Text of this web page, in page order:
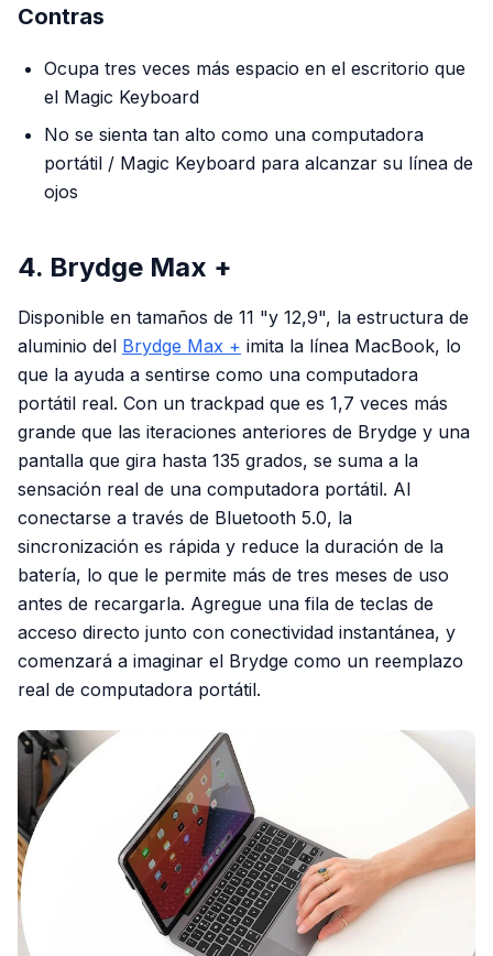
Contras
Ocupa tres veces más espacio en el escritorio que
el Magic Keyboard
No se sienta tan alto como una computadora
portátil / Magic Keyboard para alcanzar su línea de
ojos
4. Brydge Max +
Disponible en tamaños de 11 "y 12,9", la estructura de
aluminio del Brydge Max + imita la línea MacBook, lo
que la ayuda a sentirse como una computadora
portátil real. Con un trackpad que es 1,7 veces más
grande que las iteraciones anteriores de Brydge y una
pantalla que gira hasta 135 grados, se suma a la
sensación real de una computadora portátil. Al
conectarse a través de Bluetooth 5.0, la
sincronización es rápida y reduce la duración de la
batería, lo que le permite más de tres meses de uso
antes de recargarla. Agregue una fila de teclas de
acceso directo junto con conectividad instantánea, y
comenzará a imaginar el Brydge como un reemplazo
real de computadora portátil.